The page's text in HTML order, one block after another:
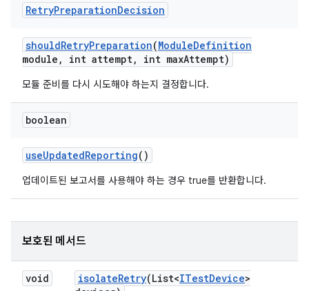
RetryPreparationDecision
shouldRetryPreparation(ModuleDefinition
module , int attempt, int maxAttempt)
모듈 준비를 다시 시도해야 하는지 결정합니다.
boolean
useUpdatedReporting()
업데이트된 보고서를 사용해야 하는 경우 true를 반환합니다.
보호된 메서드
void isolateRetry(List<ITestDevice>